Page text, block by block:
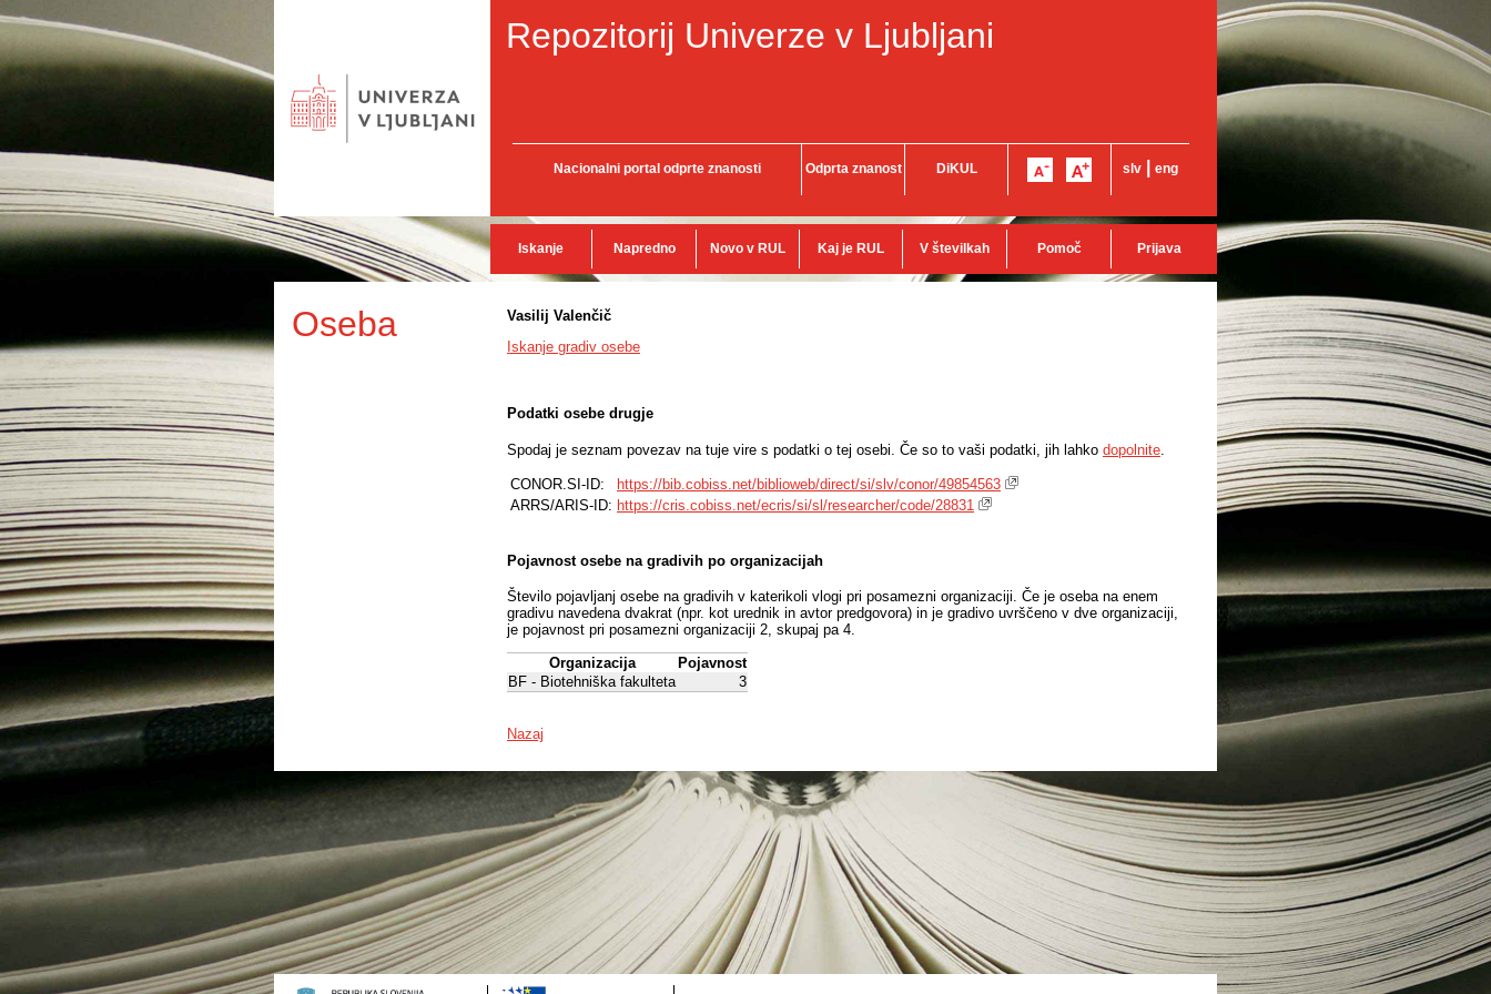
Repozitorij Univerze v Ljubljani
Nacionalni portal odprte znanosti Odprta znanost DiKUL slv eng
Iskanje Napredno Novo v RUL Kaj je RUL V številkah Pomoč Prijava
Oseba
Vasilij Valenčič
Iskanje gradiv osebe
Podatki osebe drugje
Spodaj je seznam povezav na tuje vire s podatki o tej osebi. Če so to vaši podatki, jih lahko dopolnite
CONOR.SI-ID:
https://bib.cobiss.net/biblioweb/direct/si/slv/conor/49854563
ARRS/ARIS-ID: https://cris.cobiss.net/ecris/si/sl/researcher/code/28831
Pojavnost osebe na gradivih po organizacijah
Število pojavljanj osebe na gradivih v katerikoli vlogi pri posamezni organizaciji. Če je oseba na enem
gradivu navedena dvakrat (npr. kot urednik in avtor predgovora) in je gradivo uvrščeno v dve organizaciji,
je pojavnost pri posamezni organizaciji 2, skupaj pa 4.
Organizacija
Pojavnost
BF - Biotehniška fakulteta
3
Nazaj